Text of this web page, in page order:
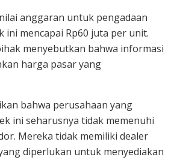
anggaran untuk pengadaan
ini mencapai Rp60 juta per unit.
menyebutkan bahwa informasi
harga pasar yang
bahwa perusahaan yang
ini seharusnya tidak memenuhi
Mereka tidak memiliki dealer
diperlukan untuk menyediakan